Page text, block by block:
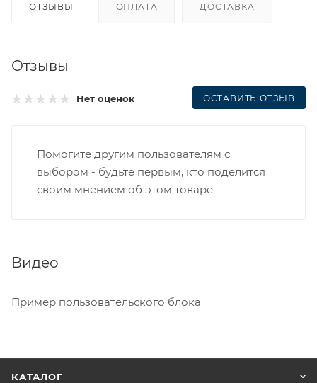
ОТЗЫВЫ ОПЛАТА ДОСТАВКА
Отзывы
Нет оценок ОСТАВИТЬ ОТЗЫВ
Помогите другим пользователям с
выбором - будьте первым, кто поделится
своим мнением об этом товаре
Видео
Пример пользовательского блока
КАТАЛОГ